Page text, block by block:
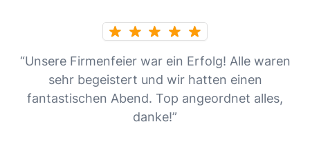
“Unsere Firmenfeier war ein Erfolg! Alle waren
sehr begeistert und wir hatten einen
fantastischen Abend. Top angeordnet alles,
danke!”